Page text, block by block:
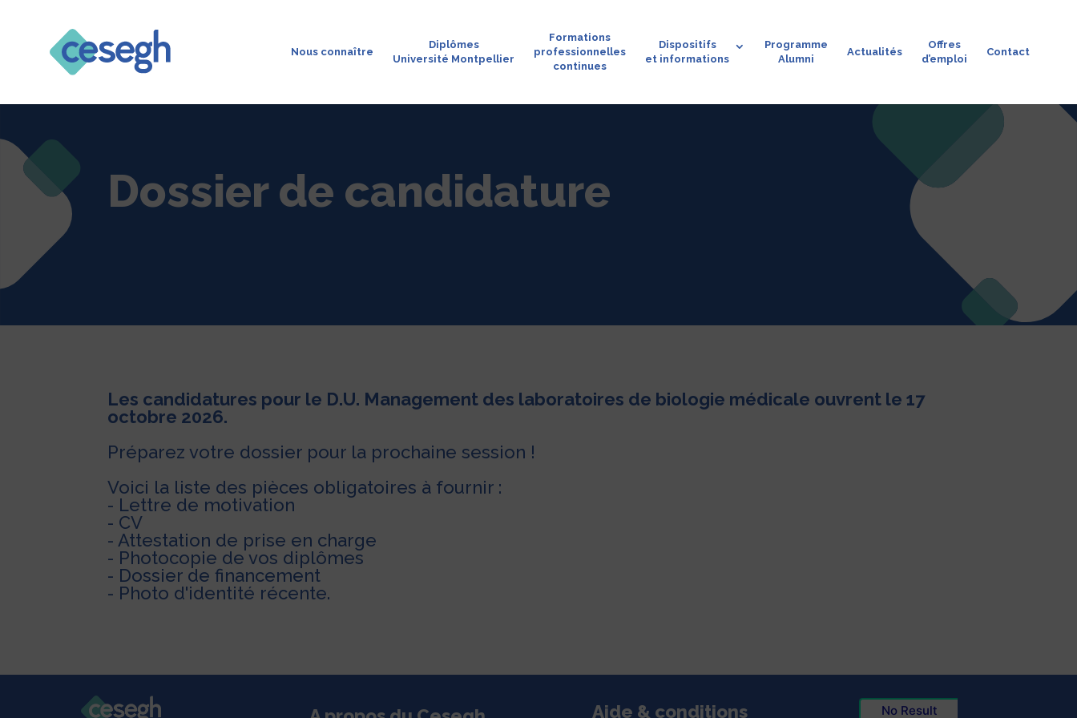
Nous connaître
Diplômes
Université Montpellier
Formations
professionnelles
continues
Dispositifs
et informations
Programme
Alumni
Actualités
Offres
d’emploi
Contact
Dossier de candidature
Les candidatures pour le D.U. Management des laboratoires de biologie médicale ouvrent le 17
octobre 2026.
Préparez votre dossier pour la prochaine session !
Voici la liste des pièces obligatoires à fournir :
- Lettre de motivation
- CV
- Attestation de prise en charge
- Photocopie de vos diplômes
- Dossier de financement
- Photo d'identité récente.
Aide & conditions No Result